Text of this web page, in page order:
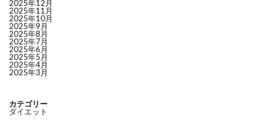
2025年12月
2025年11月
2025年10月
2025年9月
2025年8月
2025年7月
2025年6月
2025年5月
2025年4月
2025年3月
カテゴリー
ダイエット